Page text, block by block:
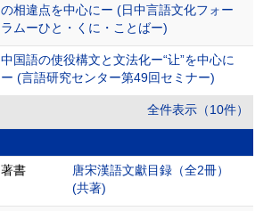
の相違点を中心にー (日中言語文化フォー
ラムーひと・くに・ことばー)
中国語の使役構文と文法化ー“让”を中心に
ー (言語研究センター第49回セミナー)
全件表示（10件）
著書
唐宋漢語文獻目録（全2冊）
(共著)